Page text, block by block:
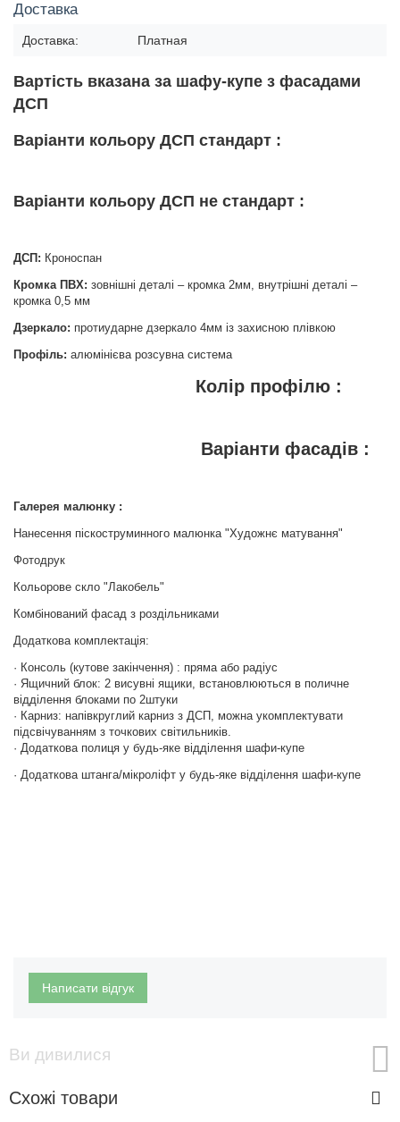
Доставка
Доставка: Платная
Вартість вказана за шафу-купе з фасадами
ДСП
Варіанти кольору ДСП стандарт :
Варіанти кольору ДСП не стандарт :
ДСП: Кроноспан
Кромка ПВХ: зовнішні деталі – кромка 2мм, внутрішні деталі –
кромка 0,5 мм
Дзеркало: протиударне дзеркало 4мм із захисною плівкою
Профіль: алюмінієва розсувна система
Колір профілю :
Варіанти фасадів :
Галерея малюнку :
Нанесення піскоструминного малюнка "Художнє матування"
Фотодрук
Кольорове скло "Лакобель"
Комбінований фасад з роздільниками
Додаткова комплектація:
· Консоль (кутове закінчення) : пряма або радіус
· Ящичний блок: 2 висувні ящики, встановлюються в поличне
відділення блоками по 2штуки
· Карниз: напівкруглий карниз з ДСП, можна укомплектувати
підсвічуванням з точкових світильників.
· Додаткова полиця у будь-яке відділення шафи-купе
· Додаткова штанга/мікроліфт у будь-яке відділення шафи-купе
Написати відгук
Ви дивилися
Схожі товари